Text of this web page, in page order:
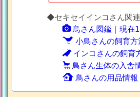
◆セキセイインコさん関
鳥さん図鑑｜現在
小鳥さんの飼育方
インコさんの飼育
鳥さん生体の入舎
鳥さんの用品情報